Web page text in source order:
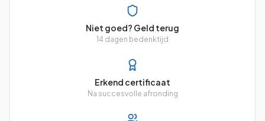
Niet goed? Geld terug
14 dagen bedenktijd
Erkend certificaat
Na succesvolle afronding